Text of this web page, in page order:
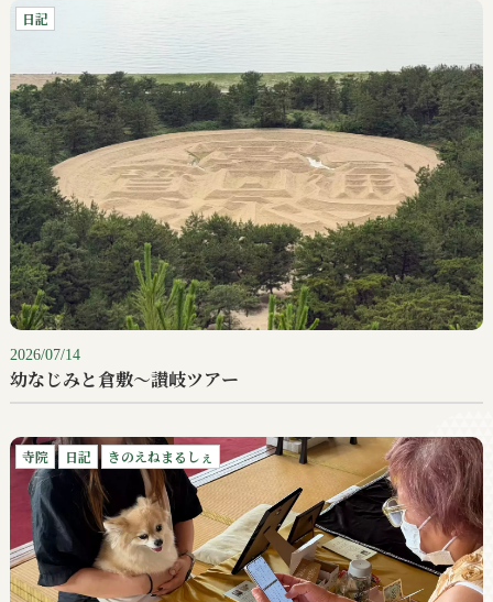
日記
2026/07/14
幼なじみと倉敷〜讃岐ツアー
寺院 日記 きのえねまるしぇ